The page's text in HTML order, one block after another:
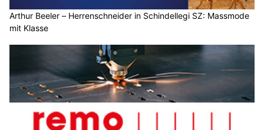
Arthur Beeler – Herrenschneider in Schindellegi SZ: Massmode
mit Klasse